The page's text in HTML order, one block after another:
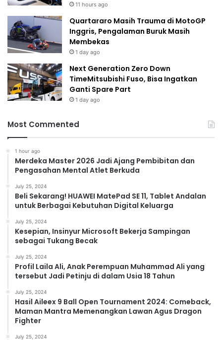
11 hours ago
Quartararo Masih Trauma di MotoGP
Inggris, Pengalaman Buruk Masih
Membekas
1 day ago
Next Generation Zero Down
TimeMitsubishi Fuso, Bisa Ingatkan
Ganti Spare Part
1 day ago
Most Commented
1 hour ago
Merdeka Master 2026 Jadi Ajang Pembibitan dan
Pengasahan Mental Atlet Berkuda
July 25, 2024
Beli Sekarang! HUAWEI MatePad SE 11, Tablet Andalan
untuk Berbagai Kebutuhan Digital Keluarga
July 25, 2024
Kesepian, Insinyur Microsoft Bekerja Sampingan
sebagai Tukang Becak
July 25, 2024
Profil Laila Ali, Anak Perempuan Muhammad Ali yang
tersebut Jadi Petinju di dalam Usia 18 Tahun
July 25, 2024
Hasil Aileex 9 Ball Open Tournament 2024: Comeback,
Maman Mantra Memenangkan Lawan Agus Dragon
Fighter
July 25, 2024